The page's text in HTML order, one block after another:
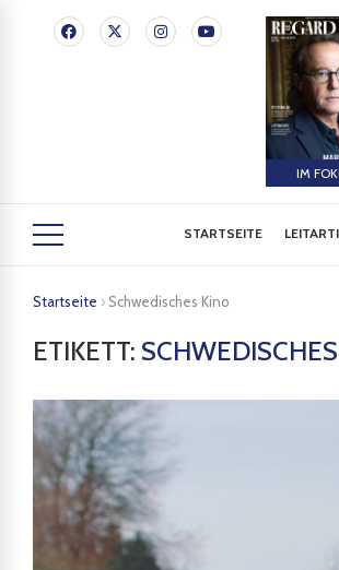
IM
STARTSEITE
Startseite › Schwedisches Kino
ETIKETT: